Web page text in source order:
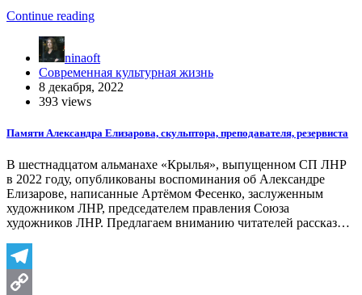
Отправить
Continue reading
ninaoft
Современная культурная жизнь
8 декабря, 2022
393 views
Памяти Александра Елизарова, скульптора, преподавателя, резервиста
В шестнадцатом альманахе «Крылья», выпущенном СП ЛНР
в 2022 году, опубликованы воспоминания об Александре
Елизарове, написанные Артёмом Фесенко, заслуженным
художником ЛНР, председателем правления Союза
художников ЛНР. Предлагаем вниманию читателей рассказ…
Telegram